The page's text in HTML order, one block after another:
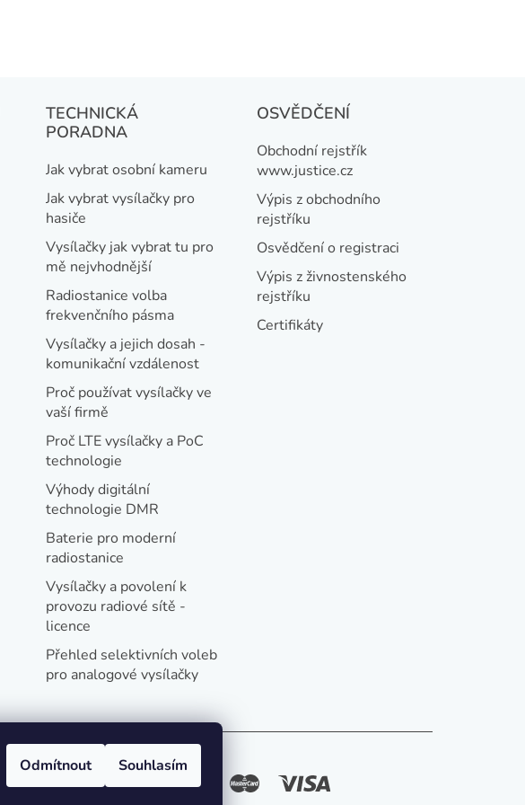
Odmítnout Souhlasím
TECHNICKÁ
PORADNA
Jak vybrat osobní kameru
Jak vybrat vysílačky pro
hasiče
Vysílačky jak vybrat tu pro
mě nejvhodnější
Radiostanice volba
frekvenčního pásma
Vysílačky a jejich dosah -
komunikační vzdálenost
Proč používat vysílačky ve
vaší firmě
Proč LTE vysílačky a PoC
technologie
Výhody digitální
technologie DMR
Baterie pro moderní
radiostanice
Vysílačky a povolení k
provozu radiové sítě -
licence
Přehled selektivních voleb
pro analogové vysílačky
OSVĚDČENÍ
Obchodní rejstřík
www.justice.cz
Výpis z obchodního
rejstříku
Osvědčení o registraci
Výpis z živnostenského
rejstříku
Certifikáty
Oblíbené způsoby platby: